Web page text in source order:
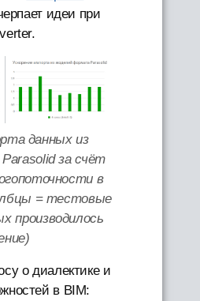
идеи при
данных из
за счёт
в
= тестовые
производилось
о диалектике и
в BIM: